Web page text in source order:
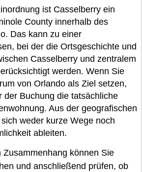
ist Casselberry ein
County innerhalb des
Das kann zu einer
bei der die Ortsgeschichte und
Casselberry und zentralem
werden. Wenn Sie
von Orlando als Ziel setzen,
der Buchung die tatsächliche
Aus der geografischen
weder kurze Wege noch
ableiten.
Zusammenhang können Sie
und anschließend prüfen, ob